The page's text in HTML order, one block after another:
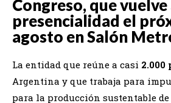
Congreso, que vuelve
presencialidad el
agosto en Salón
La entidad que reúne a casi 2.000
Argentina y que trabaja para
para la producción sustentable